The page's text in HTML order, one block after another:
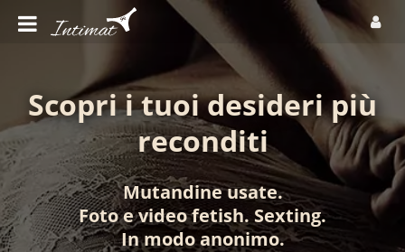
Scopri i tuoi desideri più
reconditi
Mutandine usate.
Fotoevideo fetish. Sexting.
In modo anonimo.